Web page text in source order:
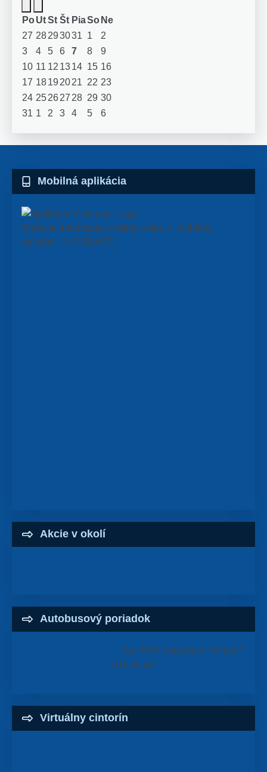
PoUtSt Št PiaSo Ne
27 28293031 1
2
3
4 5 6 7 8
9
10 11 12 1314 15 16
17 1819 2021 22 23
24 252627 28 29 30
31 1 2 3 4 5 6
Mobilná aplikácia
Sledujte informácie z nášho webu v mobilnej
aplikácii - V OBRAZE.
Akcie v okolí
Autobusový poriadok
Typ: PDF dokument, Veľkosť:
315.45 kB
Virtuálny cintorín